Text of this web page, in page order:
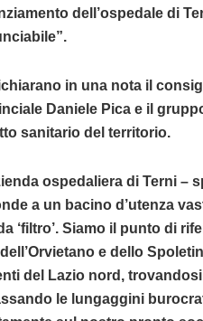
dell’ospedale di
in una nota il
Daniele Pica e il
sanitario del territorio.
ospedaliera di Terni –
a un bacino d’utenza
‘filtro’. Siamo il punto di
e dello
del Lazio nord,
le lungaggini